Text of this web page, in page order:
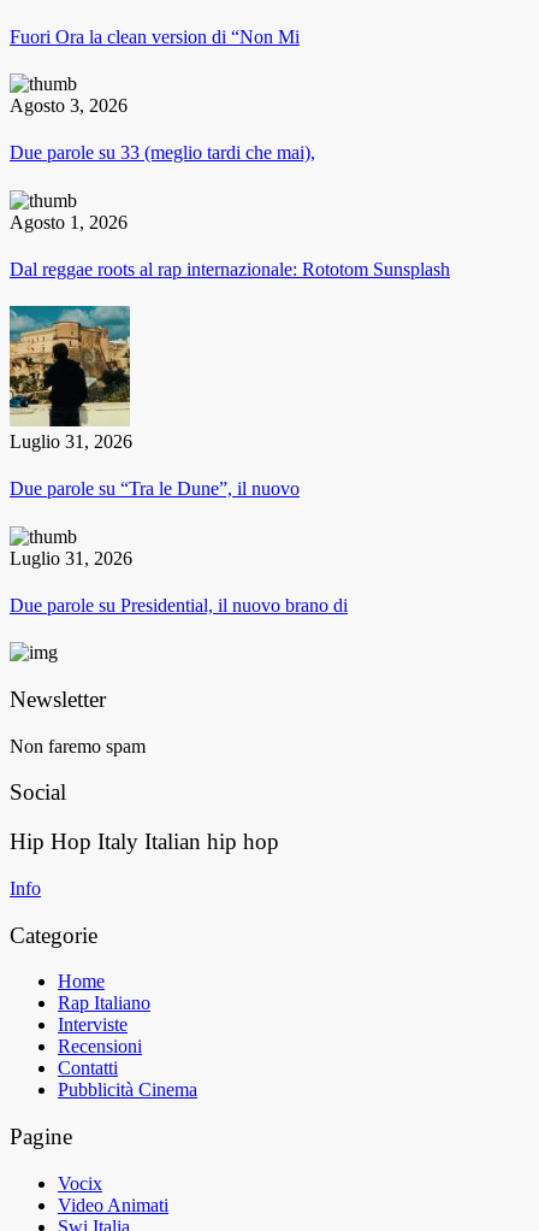
Fuori Ora la clean version di “Non Mi
Agosto 3, 2026
Due parole su 33 (meglio tardi che mai),
Agosto 1, 2026
Dal reggae roots al rap internazionale: Rototom Sunsplash
Luglio 31, 2026
Due parole su “Tra le Dune”, il nuovo
Luglio 31, 2026
Due parole su Presidential, il nuovo brano di
Newsletter
Non faremo spam
Social
Hip Hop Italy Italian hip hop
Info
Categorie
Home
Rap Italiano
Interviste
Recensioni
Contatti
Pubblicità Cinema
Pagine
Vocix
Video Animati
Swi Italia